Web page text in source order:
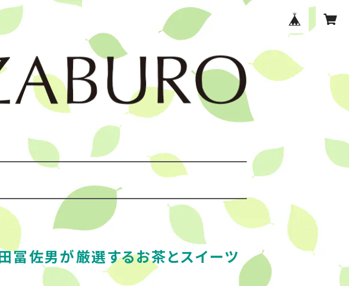
冨佐男が厳選するお茶とスイーツ